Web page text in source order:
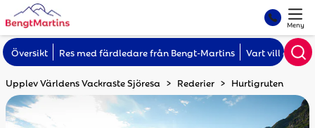
Meny
Översikt Res med färdledare från Bengt-Martins Vart vill du
Upplev Världens Vackraste Sjöresa Rederier Hurtigruten